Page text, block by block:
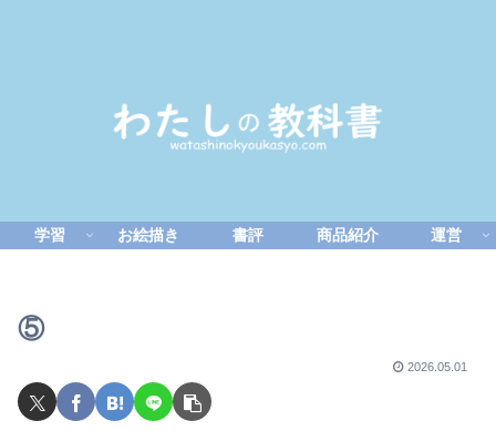
学習 お絵描き 書評 商品紹介 運営
⑤
2026.05.01